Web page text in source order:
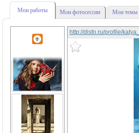
Мои работы Мои фотосессии Мои темы
http://disfo.ru/profile/